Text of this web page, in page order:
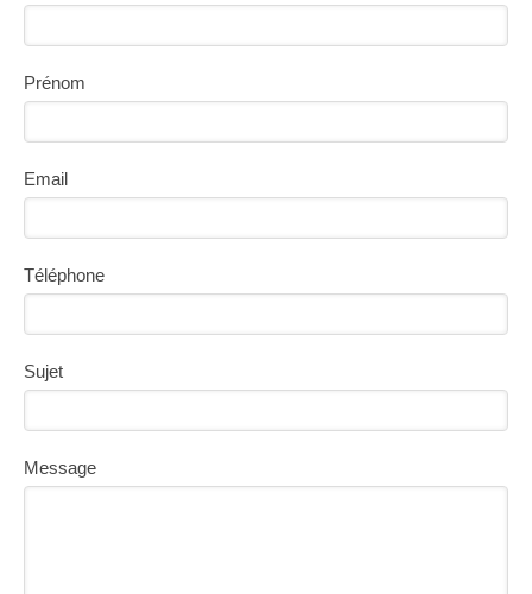
Prénom
Email
Téléphone
Sujet
Message